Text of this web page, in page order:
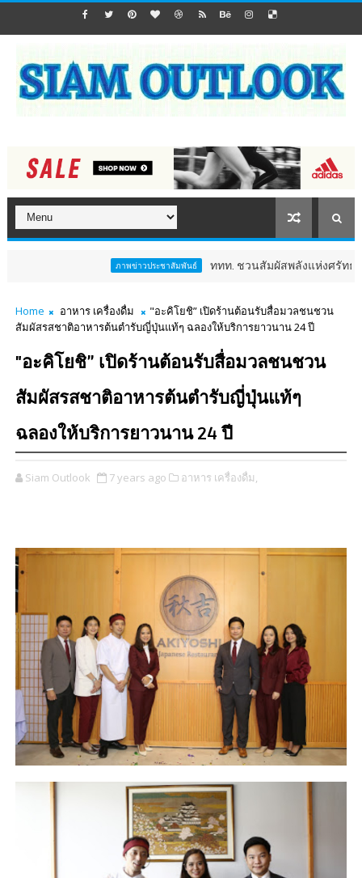
ภาพข่าวประชาสัมพันธ์ ททท. ชวนสัมผัสพลังแห่งศรัทธา ร่วมงาน
Home อาหาร เครื่องดื่ม
"อะคิโยชิ” เปิดร้านต้อนรับสื่อมวลชนชวน
สัมผัสรสชาติอาหารต้นตำรับญี่ปุ่นแท้ๆ ฉลองให้บริการยาวนาน 24 ปี
"อะคิโยชิ” เปิดร้านต้อนรับสื่อมวลชนชวน
สัมผัสรสชาติอาหารต้นตำรับญี่ปุ่นแท้ๆ
ฉลองให้บริการยาวนาน 24 ปี
Siam Outlook 7 years ago อาหาร เครื่องดื่ม,